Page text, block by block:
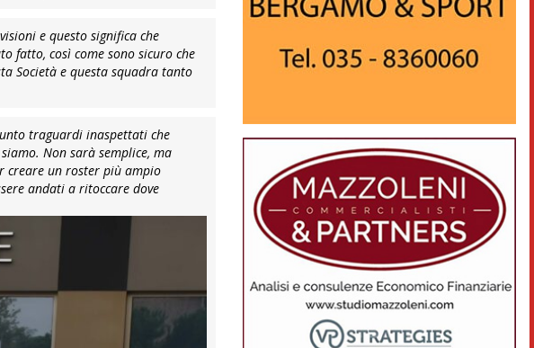
e questo significa che
fatto, così come sono sicuro che
Società e questa squadra tanto
traguardi inaspettati che
Non sarà semplice, ma
creare un roster più ampio
andati a ritoccare dove